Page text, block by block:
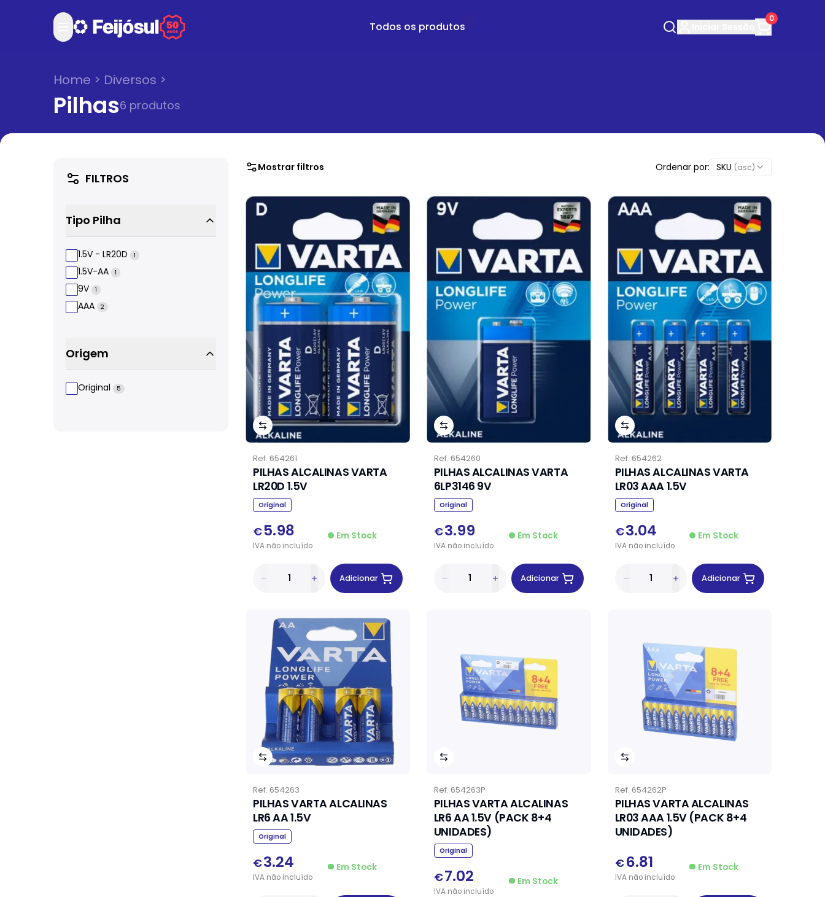
Todos os produtos
0
Home > Diversos >
Pilhas6 produtos
FILTROS
Tipo Pilha
1.5V - LR20D 1
1.5V-AA 1
9V 1
AAA 2
Origem
Original 5
Mostrar filtros Ordenar por: SKU (asc)
Ref. 654261
PILHAS ALCALINAS VARTA
LR20D 1.5V
Original
€5.98
IVA não incluído
Em Stock
Adicionar
Ref. 654260
PILHAS ALCALINAS VARTA
6LP3146 9V
Original
€3.99
IVAnãoincluído
Em Stock
Adicionar
Ref. 654262
PILHAS ALCALINAS VARTA
LR03 AAA 1.5V
Original
€3.04
IVAnãoincluído
Em Stock
Adicionar
Ref. 654263
PILHAS VARTA ALCALINAS
LR6 AA 1.5V
Original
€3.24
IVA não incluído
Em Stock
Ref. 654263P
PILHAS VARTA ALCALINAS
LR6 AA 1.5V (PACK 8+4
UNIDADES)
Original
€7.02
IVAnãoincluído
Em Stock
Ref. 654262P
PILHAS VARTA ALCALINAS
LR03 AAA 1.5V (PACK 8+4
UNIDADES)
€6.81
IVAnãoincluído
Em Stock